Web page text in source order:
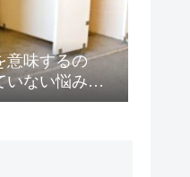
意味するの
いない悩みが